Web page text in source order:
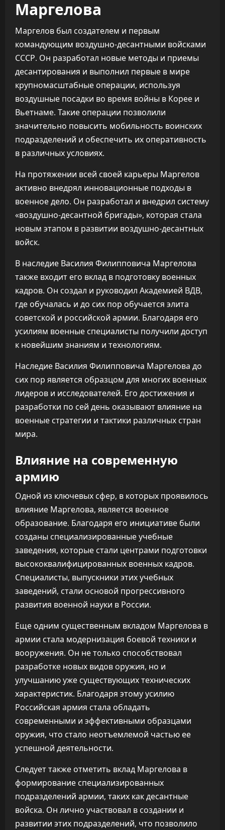
Маргелова
Маргелов был создателем и первым
командующим воздушно-десантными войсками
СССР. Он разработал новые методы и приемы
десантирования и выполнил первые в мире
крупномасштабные операции, используя
воздушные посадки во время войны в Корее и
Вьетнаме. Такие операции позволили
значительно повысить мобильность воинских
подразделений и обеспечить их оперативность
в различных условиях.
На протяжении всей своей карьеры Маргелов
активно внедрял инновационные подходы в
военное дело. Он разработал и внедрил систему
«воздушно-десантной бригады», которая стала
новым этапом в развитии воздушно-десантных
войск.
В наследие Василия Филипповича Маргелова
также входит его вклад в подготовку военных
кадров. Он создал и руководил Академией ВДВ,
где обучалась и до сих пор обучается элита
советской и российской армии. Благодаря его
усилиям военные специалисты получили доступ
к новейшим знаниям и технологиям.
Наследие Василия Филипповича Маргелова до
сих пор является образцом для многих военных
лидеров и исследователей. Его достижения и
разработки по сей день оказывают влияние на
военные стратегии и тактики различных стран
мира.
Влияние на современную
армию
Одной из ключевых сфер, в которых проявилось
влияние Маргелова, является военное
образование. Благодаря его инициативе были
созданы специализированные учебные
заведения, которые стали центрами подготовки
высококвалифицированных военных кадров.
Специалисты, выпускники этих учебных
заведений, стали основой прогрессивного
развития военной науки в России.
Еще одним существенным вкладом Маргелова в
армии стала модернизация боевой техники и
вооружения. Он не только способствовал
разработке новых видов оружия, но и
улучшанию уже существующих технических
характеристик. Благодаря этому усилию
Российская армия стала обладать
современными и эффективными образцами
оружия, что стало неотъемлемой частью ее
успешной деятельности.
Следует также отметить вклад Маргелова в
формирование специализированных
подразделений армии, таких как десантные
войска. Он лично участвовал в создании и
развитии этих подразделений, что позволило